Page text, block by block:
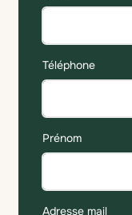
Téléphone
Prénom
Adresse mail